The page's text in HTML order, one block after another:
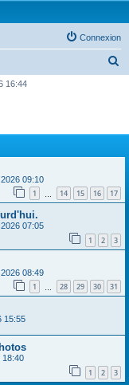
Connexion
e
r
r
16:44
09:10
1 14 15 16 17
07:05
1 2 3
08:49
1 28 29 30 31
15:55
18:40
1 2 3